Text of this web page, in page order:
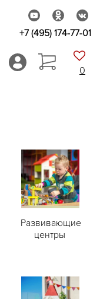
+7 (495) 174-77-01
0
Развивающие
центры